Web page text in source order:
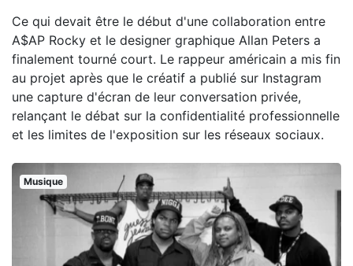
Ce qui devait être le début d'une collaboration entre
A$AP Rocky et le designer graphique Allan Peters a
finalement tourné court. Le rappeur américain a mis fin
au projet après que le créatif a publié sur Instagram
une capture d'écran de leur conversation privée,
relançant le débat sur la confidentialité professionnelle
et les limites de l'exposition sur les réseaux sociaux.
Musique